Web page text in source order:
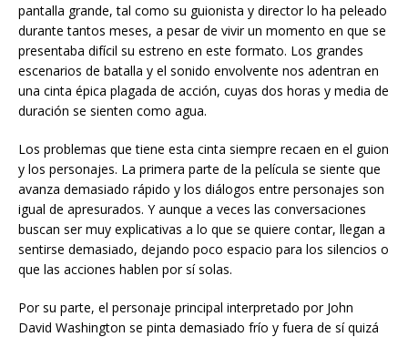
pantalla grande, tal como su guionista y director lo ha peleado
durante tantos meses, a pesar de vivir un momento en que se
presentaba difícil su estreno en este formato. Los grandes
escenarios de batalla y el sonido envolvente nos adentran en
una cinta épica plagada de acción, cuyas dos horas y media de
duración se sienten como agua.
Los problemas que tiene esta cinta siempre recaen en el guion
y los personajes. La primera parte de la película se siente que
avanza demasiado rápido y los diálogos entre personajes son
igual de apresurados. Y aunque a veces las conversaciones
buscan ser muy explicativas a lo que se quiere contar, llegan a
sentirse demasiado, dejando poco espacio para los silencios o
que las acciones hablen por sí solas.
Por su parte, el personaje principal interpretado por John
David Washington se pinta demasiado frío y fuera de sí quizá